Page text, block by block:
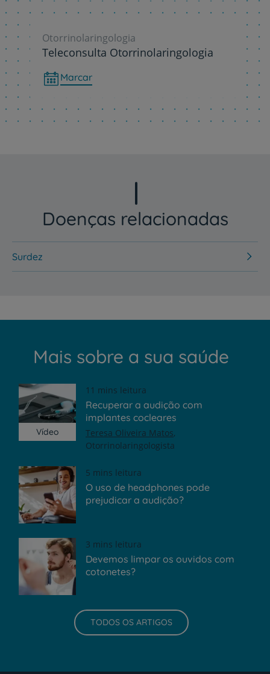
Otorrinolaringologia
Teleconsulta Otorrinolaringologia
Marcar
Doenças relacionadas
Surdez
Mais sobre a sua saúde
Vídeo
11 mins leitura
Recuperar a audição com
implantes cocleares
Teresa Oliveira Matos
Otorrinolaringologista
5 mins leitura
O uso de headphones pode
prejudicar a audição?
3 mins leitura
Devemos limpar os ouvidos com
cotonetes?
TODOS OS ARTIGOS